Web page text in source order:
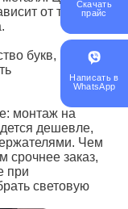
от типа
букв,
монтаж на
дешевле,
Чем
срочнее заказ,
при
световую
Скачать
прайс
Написать в
WhatsApp